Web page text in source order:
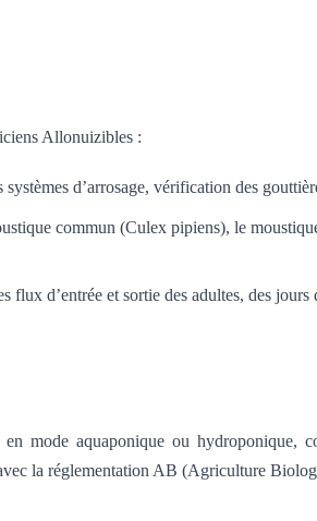
Allonuizibles :
d’arrosage, vérification des
commun (Culex pipiens), le
flux d’entrée et sortie des adultes, des jours
mode aquaponique ou hydroponique,
la réglementation AB (Agriculture